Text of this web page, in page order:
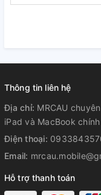
Thông tin liên hệ
Địa chỉ: MRCAU
iPad và MacBook
Điện thoại:
Email:
Hỗ trợ thanh toán